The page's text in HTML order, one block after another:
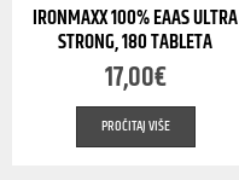
IRONMAXX 100% EAAS ULTRA
STRONG, 180 TABLETA
17,00€
PROČITAJ VIŠE